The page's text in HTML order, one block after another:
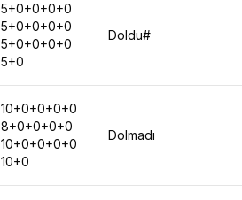
5+0+0+0+0
5+0+0+0+0
5+0+0+0+0
5+0
Doldu#
10+0+0+0+0
8+0+0+0+0
10+0+0+0+0
10+0
Dolmadı